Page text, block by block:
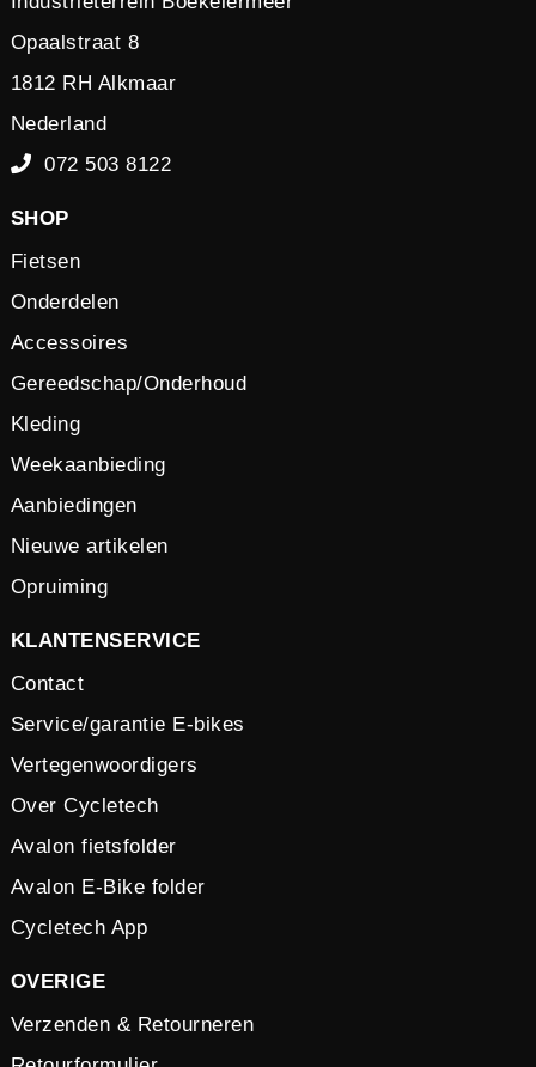
Opaalstraat 8
1812 RH Alkmaar
Nederland
072 503 8122
SHOP
Fietsen
Onderdelen
Accessoires
Gereedschap/Onderhoud
Kleding
Weekaanbieding
Aanbiedingen
Nieuwe artikelen
Opruiming
KLANTENSERVICE
Contact
Service/garantie E-bikes
Vertegenwoordigers
Over Cycletech
Avalon fietsfolder
Avalon E-Bike folder
Cycletech App
OVERIGE
Verzenden & Retourneren